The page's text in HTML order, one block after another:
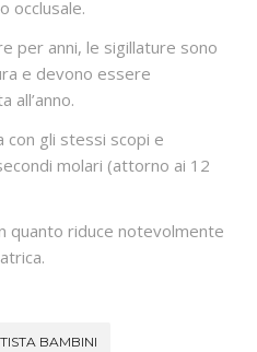
occlusale.
per anni, le sigillature sono
e devono essere
all’anno.
con gli stessi scopi e
molari (attorno ai 12
quanto riduce notevolmente
BAMBINI